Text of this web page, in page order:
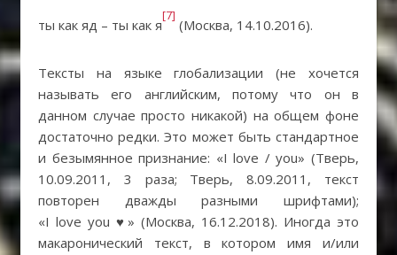
ты как яд – ты как я
[7]
(Москва, 14.10.2016).
Тексты на языке глобализации (не хочется
называть его английским, потому что он в
данном случае просто никакой) на общем фоне
достаточно редки. Это может быть стандартное
и безымянное признание: «I love / you» (Тверь,
10.09.2011, 3 раза; Тверь, 8.09.2011, текст
повторен дважды разными шрифтами);
«I love you ♥» (Москва, 16.12.2018). Иногда это
макаронический текст, в котором имя и/или